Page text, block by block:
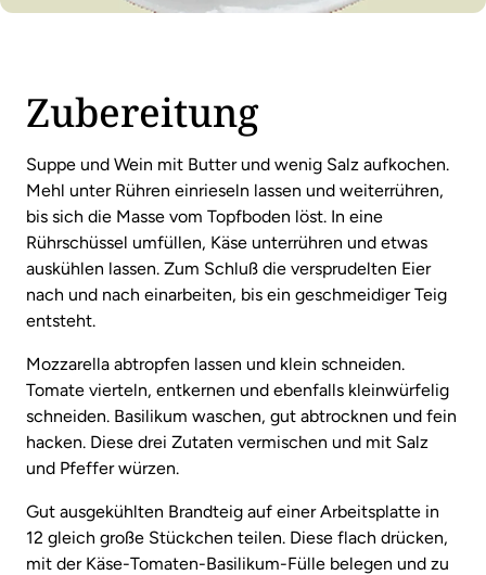
Zubereitung
Suppe und Wein mit Butter und wenig Salz aufkochen.
Mehl unter Rühren einrieseln lassen und weiterrühren,
bis sich die Masse vom Topfboden löst. In eine
Rührschüssel umfüllen, Käse unterrühren und etwas
auskühlen lassen. Zum Schluß die versprudelten Eier
nach und nach einarbeiten, bis ein geschmeidiger Teig
entsteht.
Mozzarella abtropfen lassen und klein schneiden.
Tomate vierteln, entkernen und ebenfalls kleinwürfelig
schneiden. Basilikum waschen, gut abtrocknen und fein
hacken. Diese drei Zutaten vermischen und mit Salz
und Pfeffer würzen.
Gut ausgekühlten Brandteig auf einer Arbeitsplatte in
12 gleich große Stückchen teilen. Diese flach drücken,
mit der Käse-Tomaten-Basilikum-Fülle belegen und zu